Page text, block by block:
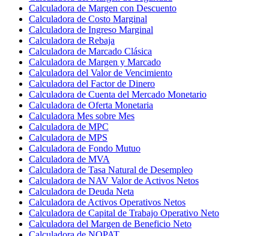
Calculadora de Margen con Descuento
Calculadora de Costo Marginal
Calculadora de Ingreso Marginal
Calculadora de Rebaja
Calculadora de Marcado Clásica
Calculadora de Margen y Marcado
Calculadora del Valor de Vencimiento
Calculadora del Factor de Dinero
Calculadora de Cuenta del Mercado Monetario
Calculadora de Oferta Monetaria
Calculadora Mes sobre Mes
Calculadora de MPC
Calculadora de MPS
Calculadora de Fondo Mutuo
Calculadora de MVA
Calculadora de Tasa Natural de Desempleo
Calculadora de NAV Valor de Activos Netos
Calculadora de Deuda Neta
Calculadora de Activos Operativos Netos
Calculadora de Capital de Trabajo Operativo Neto
Calculadora del Margen de Beneficio Neto